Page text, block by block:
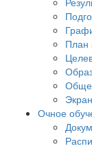
План
Очное